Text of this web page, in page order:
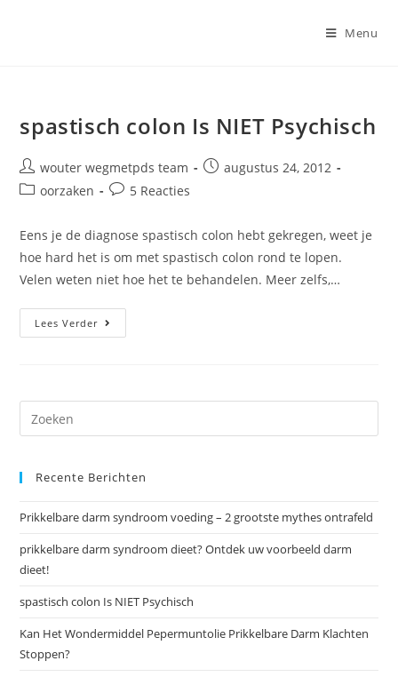
Menu
spastisch colon Is NIET Psychisch
Bericht
auteur:
wouter wegmetpds team
Berichtaugustus 24, 2012
Berichtcategorie:
oorzaken
Bericht5 Reacties
Eens je de diagnose spastisch colon hebt gekregen, weet je
hoe hard het is om met spastisch colon rond te lopen.
Velen weten niet hoe het te behandelen. Meer zelfs,…
Lees VerderSpastisch
Colon
Recente Berichten
Prikkelbare darm syndroom voeding – 2 grootste mythes ontrafeld
prikkelbare darm syndroom dieet? Ontdek uw voorbeeld darm
dieet!
spastisch colon Is NIET Psychisch
Kan Het Wondermiddel Pepermuntolie Prikkelbare Darm Klachten
Stoppen?